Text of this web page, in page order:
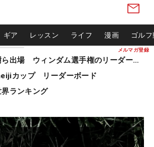
メルマガ登録
ギア レッスン ライフ 漫画 ゴル
松山英樹ら出場 ウィンダム選手権のリーダーボード
カップ リーダーボード
ランキング